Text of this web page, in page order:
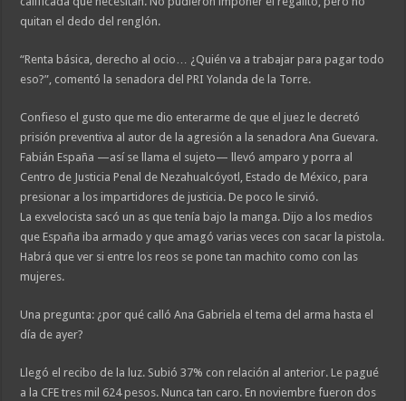
quitan el dedo del renglón.
“Renta básica, derecho al ocio… ¿Quién va a trabajar para pagar todo
eso?”, comentó la senadora del PRI Yolanda de la Torre.
Confieso el gusto que me dio enterarme de que el juez le decretó
prisión preventiva al autor de la agresión a la senadora Ana Guevara.
Fabián España —así se llama el sujeto— llevó amparo y porra al
Centro de Justicia Penal de Nezahualcóyotl, Estado de México, para
presionar a los impartidores de justicia. De poco le sirvió.
La exvelocista sacó un as que tenía bajo la manga. Dijo a los medios
que España iba armado y que amagó varias veces con sacar la pistola.
Habrá que ver si entre los reos se pone tan machito como con las
mujeres.
Una pregunta: ¿por qué calló Ana Gabriela el tema del arma hasta el
día de ayer?
Llegó el recibo de la luz. Subió 37% con relación al anterior. Le pagué
a la CFE tres mil 624 pesos. Nunca tan caro. En noviembre fueron dos